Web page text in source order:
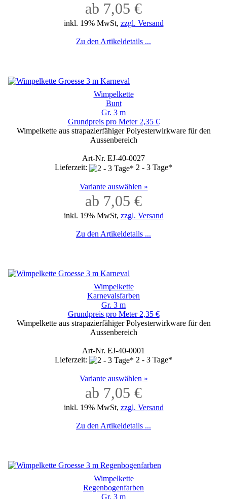
ab 7,05 €
inkl. 19% MwSt, zzgl. Versand
Zu den Artikeldetails ...
Wimpelkette
Bunt
Gr. 3 m
Grundpreis pro Meter 2,35 €
Wimpelkette aus strapazierfähiger Polyesterwirkware für den
Aussenbereich
Art-Nr. EJ-40-0027
Lieferzeit:
2 - 3 Tage*
Variante auswählen »
ab 7,05 €
inkl. 19% MwSt, zzgl. Versand
Zu den Artikeldetails ...
Wimpelkette
Karnevalsfarben
Gr. 3 m
Grundpreis pro Meter 2,35 €
Wimpelkette aus strapazierfähiger Polyesterwirkware für den
Aussenbereich
Art-Nr. EJ-40-0001
Lieferzeit:
2 - 3 Tage*
Variante auswählen »
ab 7,05 €
inkl. 19% MwSt, zzgl. Versand
Zu den Artikeldetails ...
Wimpelkette
Regenbogenfarben
Gr. 3 m